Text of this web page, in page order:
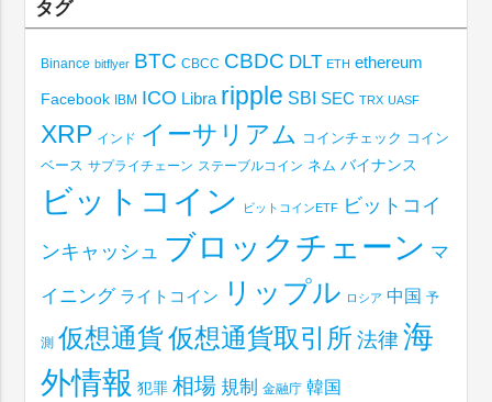
タグ
Binance bitflyer BTC CBCC CBDC DLT ETH ethereum
Facebook IBM ICO Libra ripple SBI SEC TRX UASF
XRP インド イーサリアム コインチェック コイン
ベース サプライチェーン ステーブルコイン ネム バイナンス
ビットコイン ビットコインETF ビットコイ
ンキャッシュ ブロックチェーン マ
イニング ライトコイン リップル ロシア 中国 予
測 仮想通貨仮想通貨取引所 法律 海
外情報 犯罪 相場 規制 金融庁 韓国